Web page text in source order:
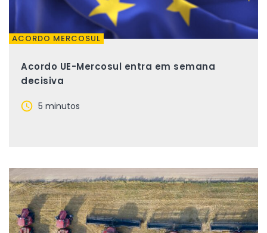
ACORDO MERCOSUL
Acordo UE-Mercosul entra em semana
decisiva
5 minutos